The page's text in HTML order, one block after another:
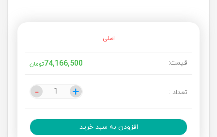
اصلی
قیمت: 74,166,500تومان
تعداد : +
- +
-
افزودن به سبد خرید